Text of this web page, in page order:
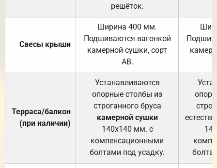
решёток.
Свесы крыши
Ширина 400 мм.
Подшиваются вагонкой
камерной сушки, сорт
АВ.
Терраса/балкон
(при наличии)
Устанавливаются
опорные столбы из
строганного бруса
камерной сушки
140х140 мм. с
компенсационными
болтами под усадку.